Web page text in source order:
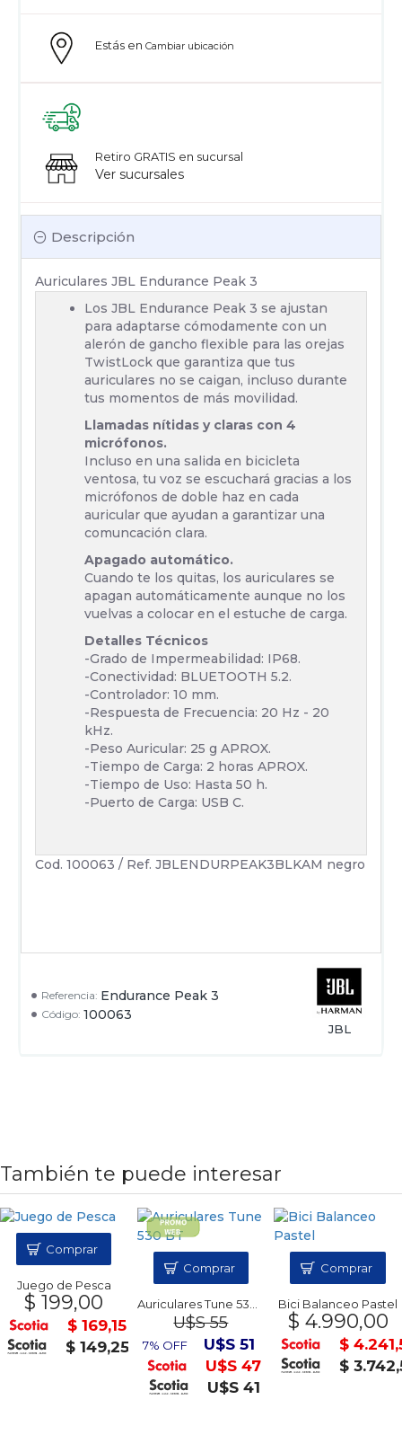
Referencia: Endurance Peak 3
Código: 100063
JBL
Descripción
Auriculares JBL Endurance Peak 3
Los JBL Endurance Peak 3 se ajustan
para adaptarse cómodamente con un
alerón de gancho flexible para las orejas
TwistLock que garantiza que tus
auriculares no se caigan, incluso durante
tus momentos de más movilidad.
Llamadas nítidas y claras con 4
micrófonos.
Incluso en una salida en bicicleta
ventosa, tu voz se escuchará gracias a los
micrófonos de doble haz en cada
auricular que ayudan a garantizar una
comuncación clara.
Apagado automático.
Cuando te los quitas, los auriculares se
apagan automáticamente aunque no los
vuelvas a colocar en el estuche de carga.
Detalles Técnicos
-Grado de Impermeabilidad: IP68.
-Conectividad: BLUETOOTH 5.2.
-Controlador: 10 mm.
-Respuesta de Frecuencia: 20 Hz - 20
kHz.
-Peso Auricular: 25 g APROX.
-Tiempo de Carga: 2 horas APROX.
-Tiempo de Uso: Hasta 50 h.
-Puerto de Carga: USB C.
Cod. 100063 / Ref. JBLENDURPEAK3BLKAM negro
Estás en Cambiar ubicación
Retiro GRATIS en sucursal
Ver sucursales
También te puede interesar
Juego de Pesca
$ 199,00
$ 169,15
$ 149,25
Comprar
Auriculares Tune 530 BT
U$S 55
7% OFF
U$S 51
U$S 47
U$S 41
Comprar
Bici Balanceo Pastel
$ 4.990,00
$
$
Comprar